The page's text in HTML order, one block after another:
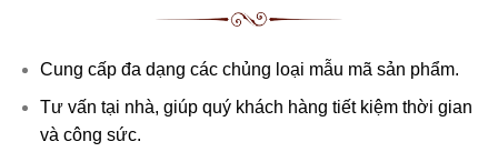
Cung cấp đa dạng các chủng loại mẫu mã sản phẩm.
Tư vấn tại nhà, giúp quý khách hàng tiết kiệm thời gian
và công sức.